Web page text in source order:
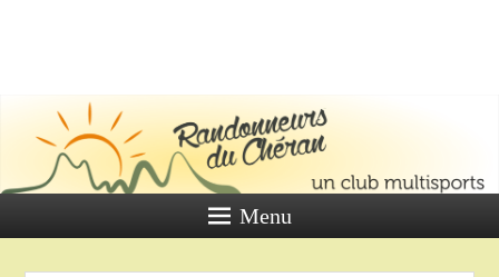
DU
Un club multi sports
Menu